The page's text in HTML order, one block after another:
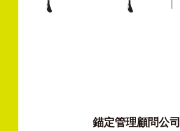
錨定管理顧問公司